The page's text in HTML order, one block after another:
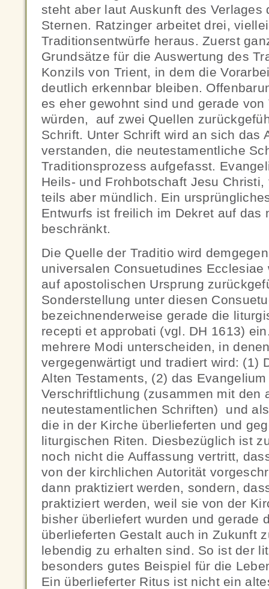
steht aber laut Auskunft des Verlages
Sternen. Ratzinger arbeitet drei,
Traditionsentwürfe heraus. Zuerst
Grundsätze für die Auswertung des
Konzils von Trient, in dem die
deutlich erkennbar bleiben.
es eher gewohnt sind und gerade von
würden, auf zwei Quellen
Schrift. Unter Schrift wird an sich das
verstanden, die neutestamentliche
Traditionsprozess aufgefasst.
Heils- und Frohbotschaft Jesu
teils aber mündlich. Ein
Entwurfs ist freilich im Dekret auf das
beschränkt.
Die Quelle der Traditio wird
universalen Consuetudines Ecclesiae
auf apostolischen Ursprung
Sonderstellung unter diesen
bezeichnenderweise gerade die
recepti et approbati (vgl. DH 1613)
mehrere Modi unterscheiden, in
vergegenwärtigt und tradiert wird: (1)
Alten Testaments, (2) das
Verschriftlichung (zusammen mit den
neutestamentlichen Schriften) und
die in der Kirche überlieferten und
liturgischen Riten. Diesbezüglich ist
noch nicht die Auffassung vertritt,
von der kirchlichen Autorität
dann praktiziert werden, sondern,
praktiziert werden, weil sie von der
bisher überliefert wurden und gerade
überlieferten Gestalt auch in Zukunft
lebendig zu erhalten sind. So ist der
besonders gutes Beispiel für die
Ein überlieferter Ritus ist nicht ein